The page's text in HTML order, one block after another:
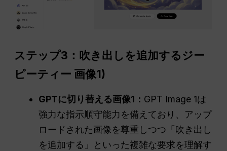
ステップ3：吹き出しを追加するジー
ピーティー 画像1)
GPTに切り替える画像1： GPT Image 1は
強力な指示順守能力を備えており、アップ
ロードされた画像を尊重しつつ「吹き出し
を追加する」といった複雑な要求を理解す